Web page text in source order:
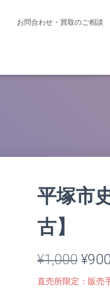
お問合わせ・買取のご相談
平塚市
古】
¥1,000 元
の
¥900
直売所限定：販売